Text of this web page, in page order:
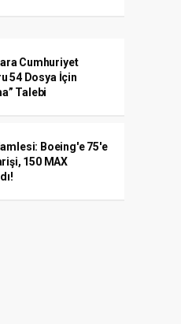
Cumhuriyet
54 Dosya İçin
Talebi
Boeing'e 75'e
150 MAX